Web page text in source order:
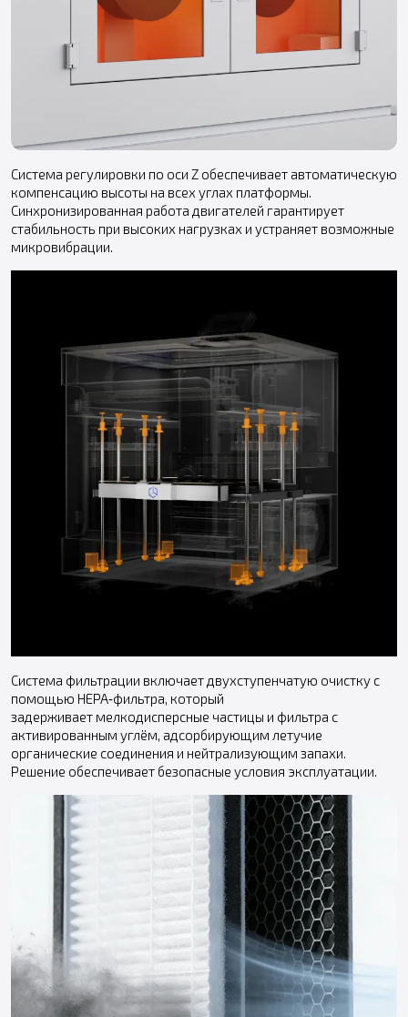
Система регулировки по оси Z обеспечивает автоматическую
компенсацию высоты на всех углах платформы.
Синхронизированная работа двигателей гарантирует
стабильность при высоких нагрузках и устраняет возможные
микровибрации.
Система фильтрации включает двухступенчатую очистку с
помощью HEPA‑фильтра, который
задерживает мелкодисперсные частицы и фильтра с
активированным углём, адсорбирующим летучие
органические соединения и нейтрализующим запахи.
Решение обеспечивает безопасные условия эксплуатации.